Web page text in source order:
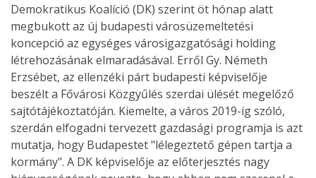
Demokratikus Koalíció (DK) szerint öt hónap alatt
megbukott az új budapesti városüzemeltetési
koncepció az egységes városigazgatósági holding
létrehozásának elmaradásával. Erről Gy. Németh
Erzsébet, az ellenzéki párt budapesti képviselője
beszélt a Fővárosi Közgyűlés szerdai ülését megelőző
sajtótájékoztatóján. Kiemelte, a város 2019-ig szóló,
szerdán elfogadni tervezett gazdasági programja is azt
mutatja, hogy Budapestet "lélegeztető gépen tartja a
kormány". A DK képviselője az előterjesztés nagy